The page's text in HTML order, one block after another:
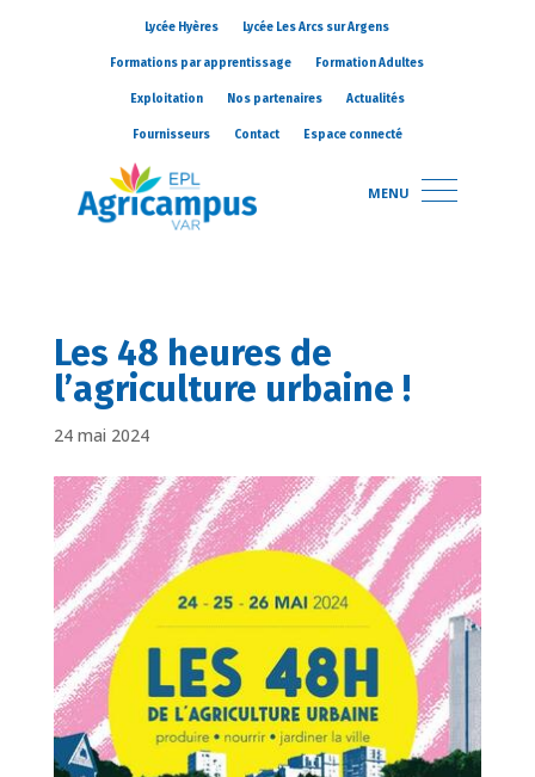
Lycée Hyères Lycée Les Arcs sur Argens
Formations par apprentissage Formation Adultes
Exploitation Nos partenaires Actualités
Fournisseurs Contact Espace connecté
MENU
Les 48 heures de
l’agriculture urbaine !
24 mai 2024